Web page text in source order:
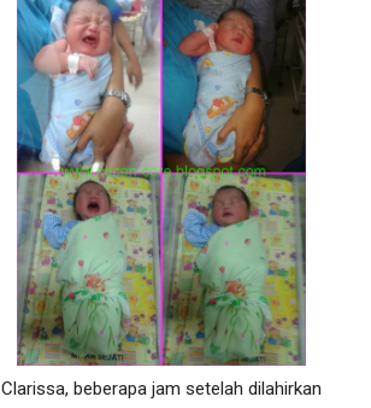
Clarissa, beberapa jam setelah dilahirkan